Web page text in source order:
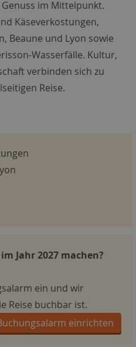
im Mittelpunkt.
Käseverkostungen,
Beaune und Lyon sowie
Wasserfälle. Kultur,
verbinden sich zu
Reise.
Jahr 2027 machen?
ein und wir
Reise buchbar ist.
einrichten